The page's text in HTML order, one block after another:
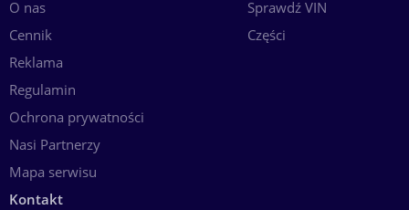
O nas
Cennik
Reklama
Regulamin
Ochrona prywatności
Nasi Partnerzy
Mapa serwisu
Kontakt
Sprawdź VIN
Części